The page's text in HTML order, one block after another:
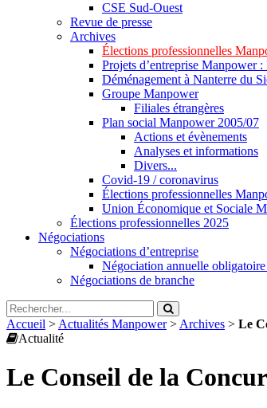
CSE Sud-Ouest
Revue de presse
Archives
Élections professionnelles
Projets d’entreprise Manpower
Déménagement à Nanterre du
Groupe Manpower
Filiales étrangères
Plan social Manpower 2005/07
Actions et évènements
Analyses et informations
Divers...
Covid-19 / coronavirus
Élections professionnelles
Union Économique et Sociale
Élections professionnelles 2025
Négociations
Négociations d’entreprise
Négociation annuelle
Négociations de branche
Accueil > Actualités Manpower> Archives > Le
Actualité
Le Conseil de la